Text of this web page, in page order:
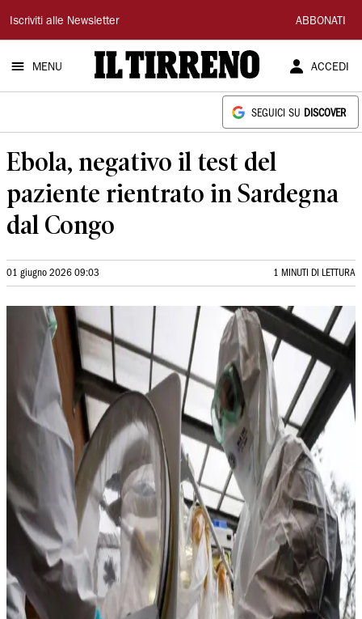
Il
Tirreno
Iscriviti alle Newsletter ABBONATI
MENU ACCEDI
SEGUICI SU DISCOVER
Ebola, negativo il test del
paziente rientrato in Sardegna
dal Congo
01 giugno 2026 09:03 1 MINUTI DI LETTURA